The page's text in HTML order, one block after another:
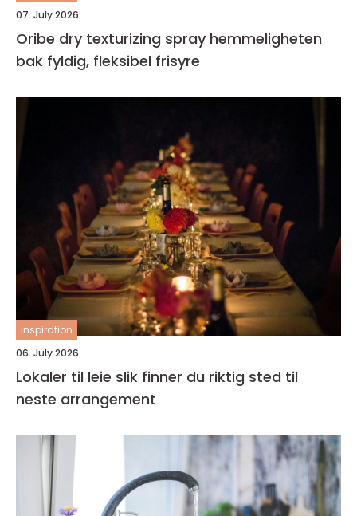
07. July 2026
Oribe dry texturizing spray hemmeligheten
bak fyldig, fleksibel frisyre
inspiration
06. July 2026
Lokaler til leie slik finner du riktig sted til
neste arrangement